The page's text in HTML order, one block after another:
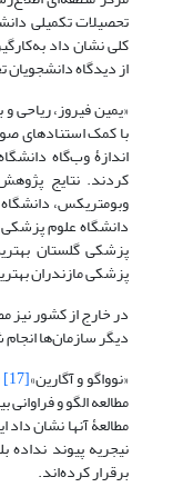
تحصیلات تکمیلی
کلی نشان داد
از دیدگاه
با کمک استنادهای
اندازۀ وب‌گاه
کردند. نتایج
وبومتریکس،
دانشگاه علوم پزشکی
پزشکی گلستان
پزشکی مازندران
در خارج از کشور نیز
دیگر سازمان‌ها
«نوواگو و آگارین»[17]
مطالعه الگو و فراوانی
مطالعۀ آنها نشان
نیجریه پیوند
برقرار کرده‌اند.